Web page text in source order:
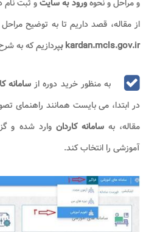
و مراحل و نحوهورود به سایتو ثبت نام
از مقاله، قصد داریم تا به توضیح
kardan.mcls.gov.ir ب پردازیم که به
به منظور خرید دوره از سامانه
در ابتدا، می بایست همانند راهنمای
مقاله، بهسامانه کاردان وارد شده و
آموزشی را انتخاب کند.